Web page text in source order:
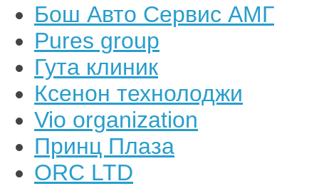
Бош Авто Сервис АМГ
Pures group
Гута клиник
Ксенон технолоджи
Vio organization
Принц Плаза
ORC LTD